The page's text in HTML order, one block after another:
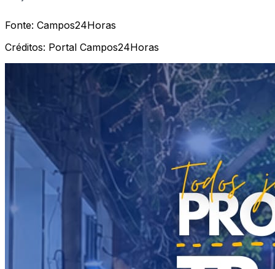
Fonte: Campos24Horas
Créditos: Portal Campos24Horas